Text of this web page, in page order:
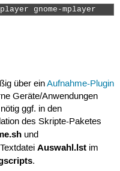
gnome-mplayer
über einAufnahme-Plugin
Geräte/Anwendungen
ggf. in den
des Skripte-Paketes
und
Auswahl.lstim
.